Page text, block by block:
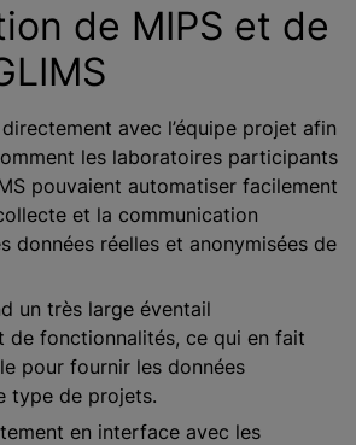
de MIPS et de
avec l’équipe projet afin
les laboratoires participants
pouvaient automatiser facilement
et la communication
données réelles et anonymisées de
un très large éventail
de fonctionnalités, ce qui en fait
pour fournir les données
type de projets.
en interface avec les